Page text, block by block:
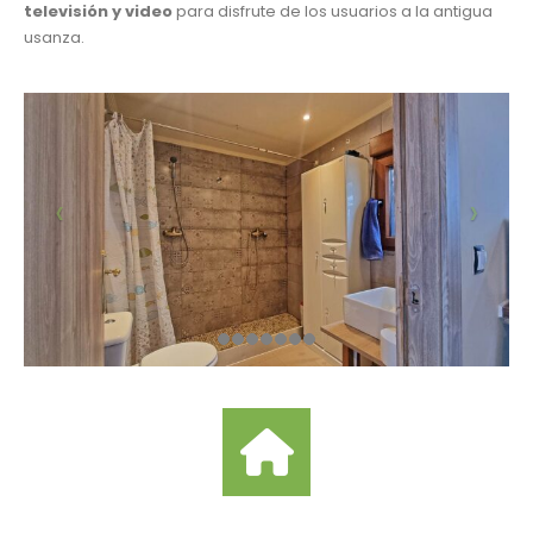
televisión y videopara disfrute de los usuarios a la antigua
usanza.